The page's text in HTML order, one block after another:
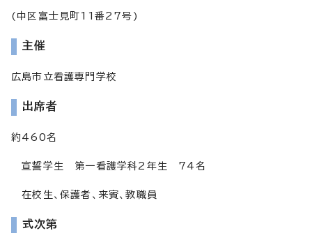
(中区富士見町11番27号)
主催
広島市立看護専門学校
出席者
約460名
宣誓学生 第一看護学科2年生 74名
在校生、保護者、来賓、教職員
式次第